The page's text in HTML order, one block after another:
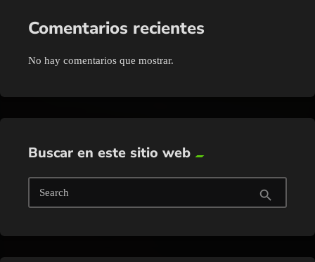
Comentarios recientes
No hay comentarios que mostrar.
Buscar en este sitio web
Search search